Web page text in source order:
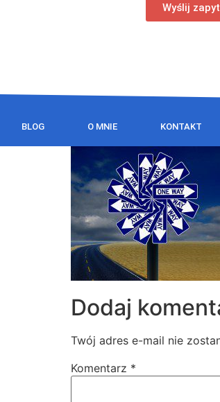
Wyślij
BLOG O MNIE KONTAKT
Dodaj
Twój adres e-mail nie
Komentarz *